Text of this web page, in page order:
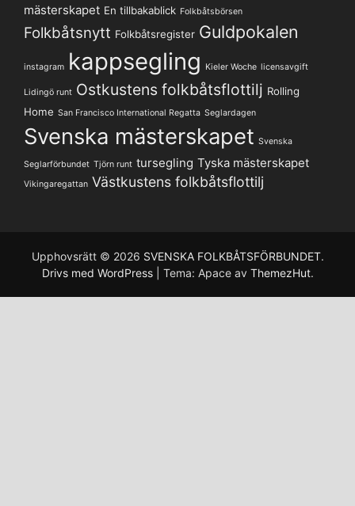
mästerskapet En tillbakablick Folkbåtsbörsen
Folkbåtsnytt Folkbåtsregister Guldpokalen
instagram kappsegling Kieler Woche licensavgift
Lidingö runt Ostkustens folkbåtsflottilj Rolling
Home San Francisco International Regatta Seglardagen
Svenska mästerskapet Svenska
Seglarförbundet Tjörn runt tursegling Tyska mästerskapet
Vikingaregattan Västkustens folkbåtsflottilj
Upphovsrätt © 2026 SVENSKA FOLKBÅTSFÖRBUNDET.
Drivs med WordPress
Tema: Apace av ThemezHut.